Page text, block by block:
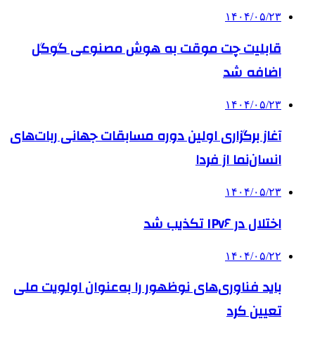
۱۴۰۴/۰۵/۲۳
قابلیت چت موقت به هوش مصنوعی گوگل
اضافه شد
۱۴۰۴/۰۵/۲۳
آغاز برگزاری اولین دوره مسابقات جهانی ربات‌های
انسان‌نما از فردا
۱۴۰۴/۰۵/۲۳
اختلال در IPv۶ تکذیب شد
۱۴۰۴/۰۵/۲۲
باید فناوری‌های نوظهور را به‌عنوان اولویت ملی
تعیین کرد